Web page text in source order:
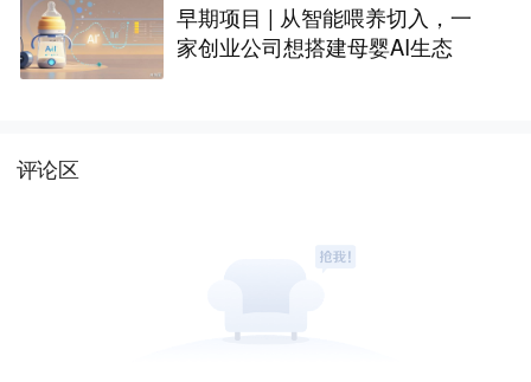
早期项目 | 从智能喂养切入，一
家创业公司想搭建母婴AI生态
评论区